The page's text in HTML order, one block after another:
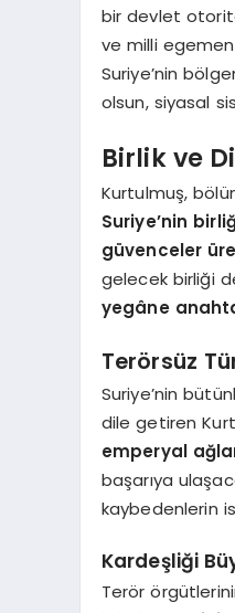
bir devlet
ve milli
Suriye’nin
olsun, siyasal
Birlik ve
Kurtulmuş,
Suriye’nin
güvenceler
gelecek birliği
yegâne
Terörsüz
Suriye’nin
dile getiren
emperyal
başarıya
kaybedenlerin
Kardeşliği
Terör